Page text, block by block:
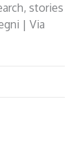
stories
| Via